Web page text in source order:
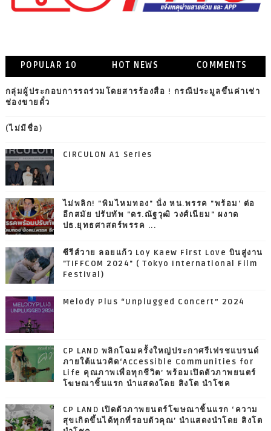
POPULAR 10 HOT NEWS COMMENTS
กลุ่มผู้ประกอบการรถร่วมโดยสารร้องสื่อ ! กรณีประมูลขึ้นค่าเช่า
ช่องขายตั๋ว
(ไม่มีชื่อ)
CIRCULON A1 Series
ไม่พลิก! "พิมไหมทอง" นั่ง หน.พรรค "พร้อม' ต่อ
อีกสมัย ปรับทัพ "ดร.ณัฐวุฒิ วงศ์เนียม" ผงาด
ปธ.ยุทธศาสตร์พรรค ...
ซีรีส์วาย ลอยแก้ว Loy Kaew First Love บินสู่งาน
"TIFFCOM 2024" ( Tokyo International Film
Festival)
Melody Plus “Unplugged Concert” 2024
CP LAND พลิกโฉมครั้งใหญ่ประกาศรีเฟรชแบรนด์
ภายใต้แนวคิด‘Accessible Communities for
Life คุณภาพเพื่อทุกชีวิต’ พร้อมเปิดตัวภาพยนตร์
โฆษณาชิ้นแรก นำแสดงโดย สิงโต นำโชค
CP LAND เปิดตัวภาพยนตร์โฆษณาชิ้นแรก ‘ความ
สุขเกิดขึ้นได้ทุกที่รอบตัวคุณ’ นำแสดงนำโดย สิงโต